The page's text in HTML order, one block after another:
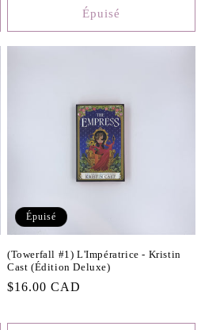
Épuisé
Épuisé
(Towerfall #1) L'Impératrice - Kristin
Cast (Édition Deluxe)
Prix
$16.00 CAD